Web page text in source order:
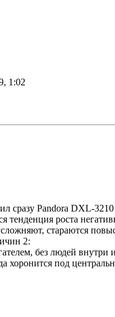
1:02
сразу Pandora DXL-
тенденция роста
стараются
2:
без людей внутри
хоронится под